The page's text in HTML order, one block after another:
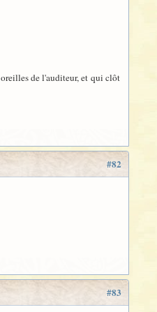
de l'auditeur, et qui clôt
#82
#83